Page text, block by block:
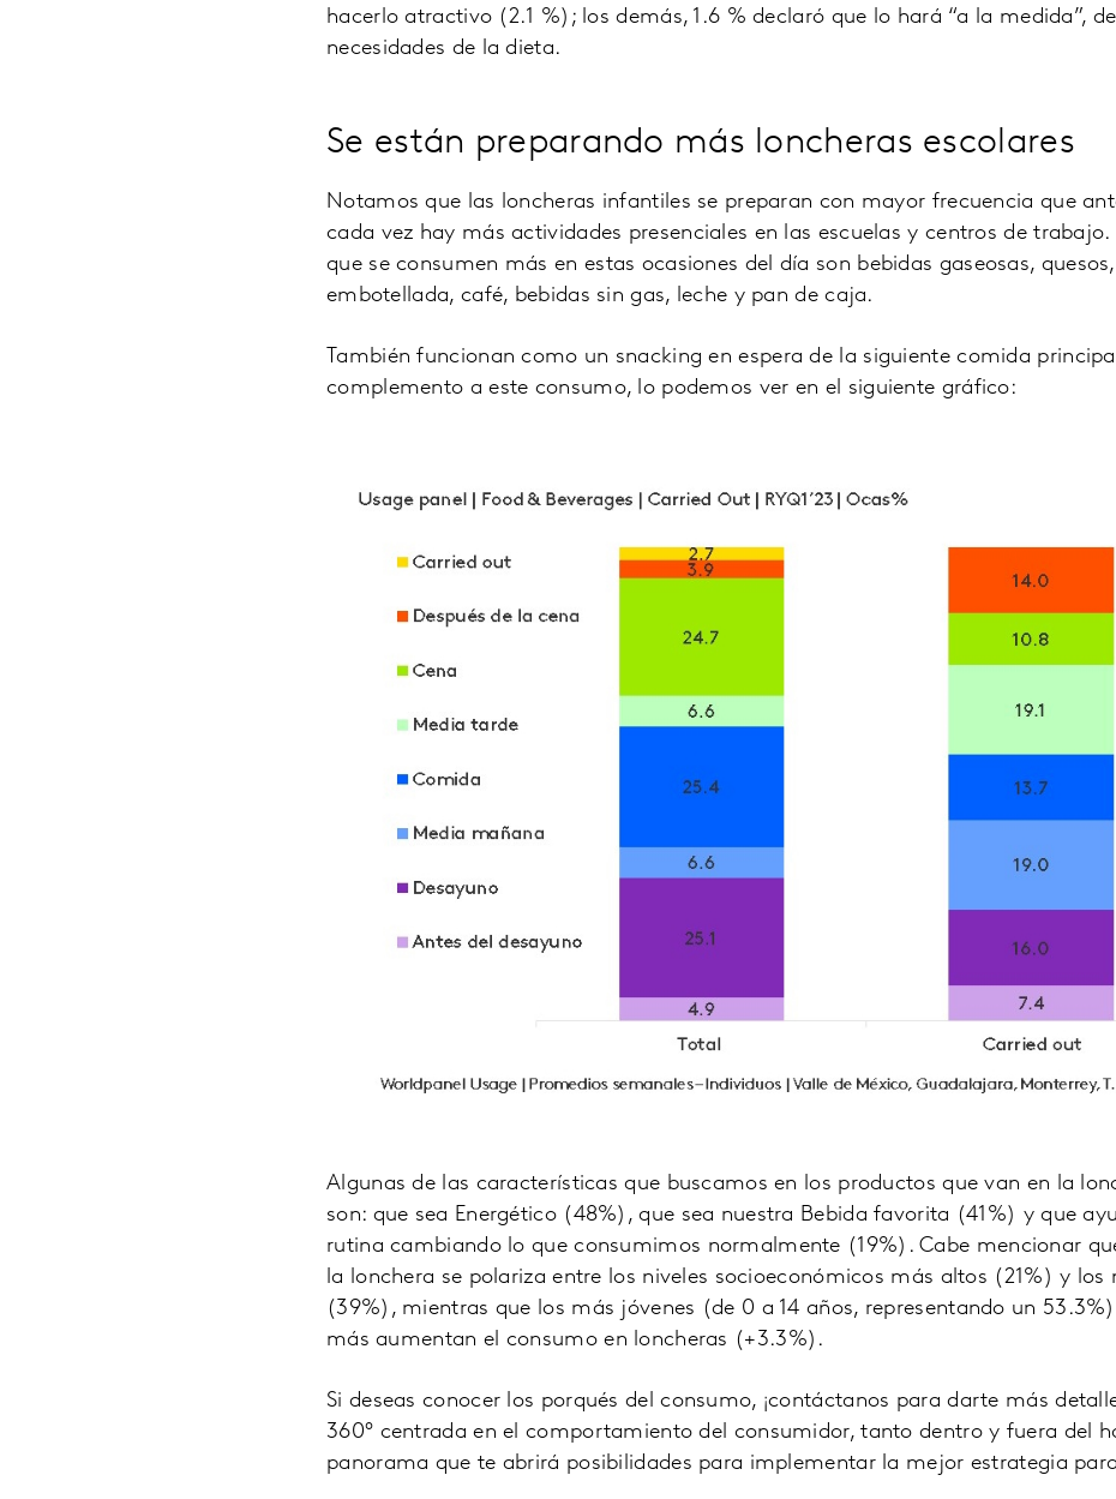
hacerlo atractivo (2.1 %); los demás, 1.6 % declaró que lo hará “a la medida”,
necesidades de la dieta.
Se están preparando más loncheras escolares
Notamos que las loncheras infantiles se preparan con mayor frecuencia que
cada vez hay más actividades presenciales en las escuelas y centros de trabajo.
que se consumen más en estas ocasiones del día son bebidas gaseosas,
embotellada, café, bebidas sin gas, leche y pan de caja.
También funcionan como un snacking en espera de la siguiente comida
complemento a este consumo, lo podemos ver en el siguiente gráfico:
Algunas de las características que buscamos en los productos que van en la
son: que sea Energético (48%), que sea nuestra Bebida favorita (41%) y que
rutina cambiando lo que consumimos normalmente (19%). Cabe mencionar
la lonchera se polariza entre los niveles socioeconómicos más altos (21%) y los
(39%), mientras que los más jóvenes (de 0 a 14 años, representando un
más aumentan el consumo en loncheras (+3.3%).
Si deseas conocer los porqués del consumo, ¡contáctanos para darte más
360° centrada en el comportamiento del consumidor, tanto dentro y fuera del
panorama que te abrirá posibilidades para implementar la mejor estrategia